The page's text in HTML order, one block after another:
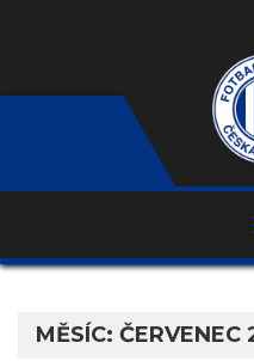
MĚSÍC: ČERVENEC